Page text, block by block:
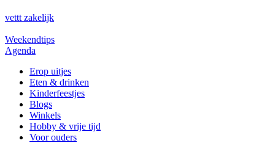
vettt zakelijk
Weekendtips
Agenda
Erop uitjes
Eten & drinken
Kinderfeestjes
Blogs
Winkels
Hobby & vrije tijd
Voor ouders